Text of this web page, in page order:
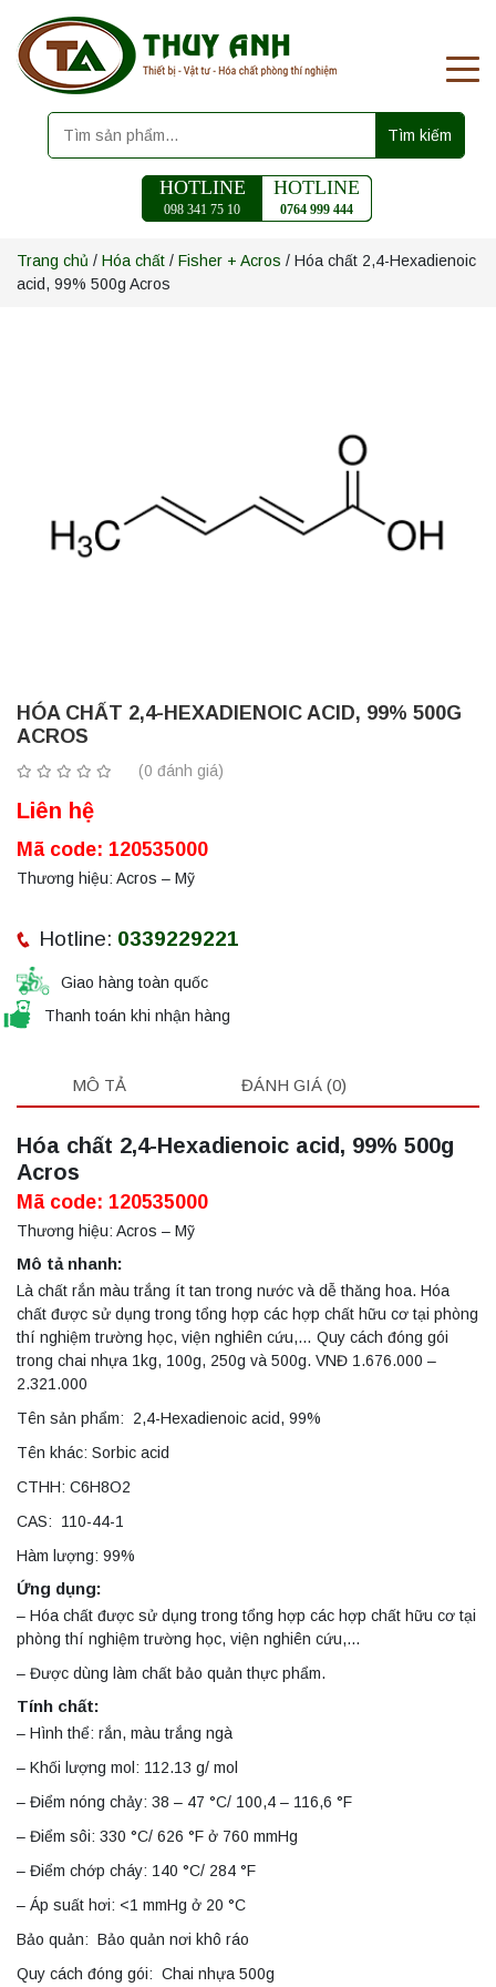
Tìm kiếm
HOTLINE
098 341 75 10
HOTLINE
0764 999 444
Trang chủ / Hóa chất / Fisher + Acros / Hóa chất 2,4-Hexadienoic
acid, 99% 500g Acros
HÓA CHẤT 2,4-HEXADIENOIC ACID, 99% 500G
ACROS
(0 đánh giá)
Liên hệ
Mã code: 120535000
Thương hiệu: Acros – Mỹ
Hotline: 0339229221
Giao hàng toàn quốc
Thanh toán khi nhận hàng
MÔ TẢ ĐÁNH GIÁ (0)
Hóa chất 2,4-Hexadienoic acid, 99% 500g
Acros
Mã code: 120535000
Thương hiệu: Acros – Mỹ
Mô tả nhanh:
Là chất rắn màu trắng ít tan trong nước và dễ thăng hoa. Hóa
chất được sử dụng trong tổng hợp các hợp chất hữu cơ tại phòng
thí nghiệm trường học, viện nghiên cứu,… Quy cách đóng gói
trong chai nhựa 1kg, 100g, 250g và 500g. VNĐ 1.676.000 –
2.321.000
Tên sản phẩm: 2,4-Hexadienoic acid, 99%
Tên khác: Sorbic acid
CTHH: C6H8O2
CAS: 110-44-1
Hàm lượng: 99%
Ứng dụng:
– Hóa chất được sử dụng trong tổng hợp các hợp chất hữu cơ tại
phòng thí nghiệm trường học, viện nghiên cứu,…
– Được dùng làm chất bảo quản thực phẩm.
Tính chất:
– Hình thể: rắn, màu trắng ngà
– Khối lượng mol: 112.13 g/ mol
– Điểm nóng chảy: 38 – 47 °C/ 100,4 – 116,6 °F
– Điểm sôi: 330 °C/ 626 °F ở 760 mmHg
– Điểm chớp cháy: 140 °C/ 284 °F
– Áp suất hơi: <1 mmHg ở 20 °C
Bảo quản: Bảo quản nơi khô ráo
Quy cách đóng gói: Chai nhựa 500g